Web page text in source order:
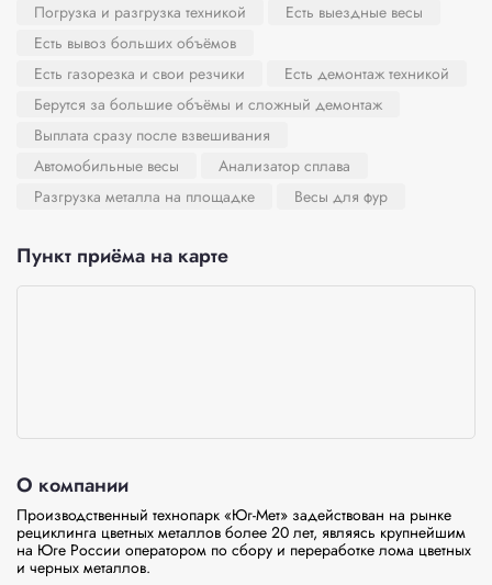
Погрузка и разгрузка техникой
Есть выездные весы
Есть вывоз больших объёмов
Есть газорезка и свои резчики
Есть демонтаж техникой
Берутся за большие объёмы и сложный демонтаж
Выплата сразу после взвешивания
Автомобильные весы
Анализатор сплава
Разгрузка металла на площадке
Весы для фур
Пункт приёма на карте
О компании
Производственный технопарк «Юг-Мет» задействован на рынке
рециклинга цветных металлов более 20 лет, являясь крупнейшим
на Юге России оператором по сбору и переработке лома цветных
и черных металлов.